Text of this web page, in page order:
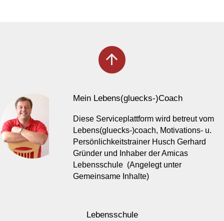
arrow_upward
Mein Lebens(gluecks-)Coach
Diese Serviceplattform wird betreut vom
Lebens(gluecks-)coach, Motivations- u.
Persönlichkeitstrainer Husch Gerhard
Gründer und Inhaber der Amicas
Lebensschule (Angelegt unter
Gemeinsame Inhalte)
Lebensschule